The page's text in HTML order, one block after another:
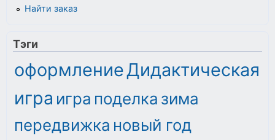
Найти заказ
Тэги
оформлениеДидактическая
игра игра поделка зима
передвижка новый год